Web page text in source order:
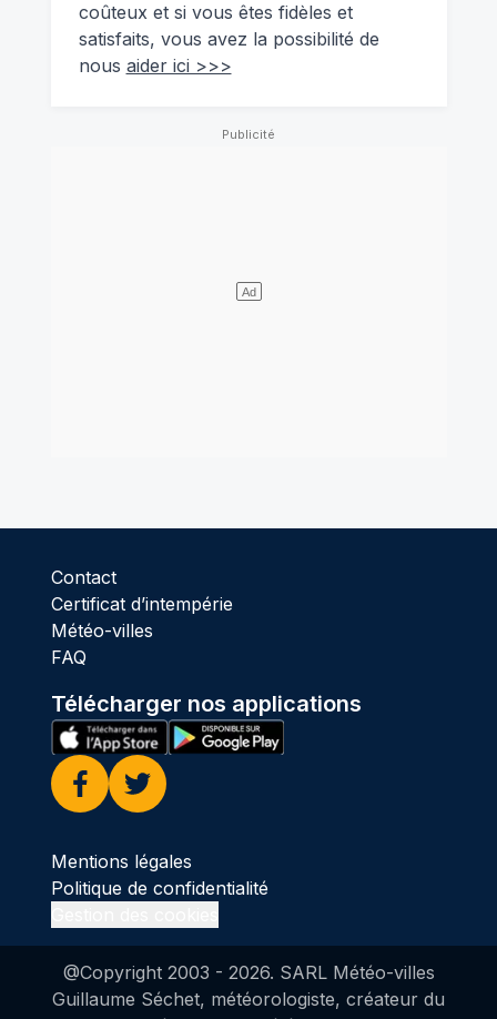
coûteux et si vous êtes fidèles et
satisfaits, vous avez la possibilité de
nous aider ici >>>
Contact
Certificat d’intempérie
Météo-villes
FAQ
Télécharger nos applications
Facebook
Twitter
Mentions légales
Politique de confidentialité
@Copyright 2003 - 2026. SARL Météo-villes
Guillaume Séchet, météorologiste, créateur du